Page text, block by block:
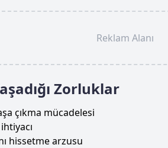
Reklam Alanı
Zorluklar
çıkma mücadelesi
hissetme arzusu